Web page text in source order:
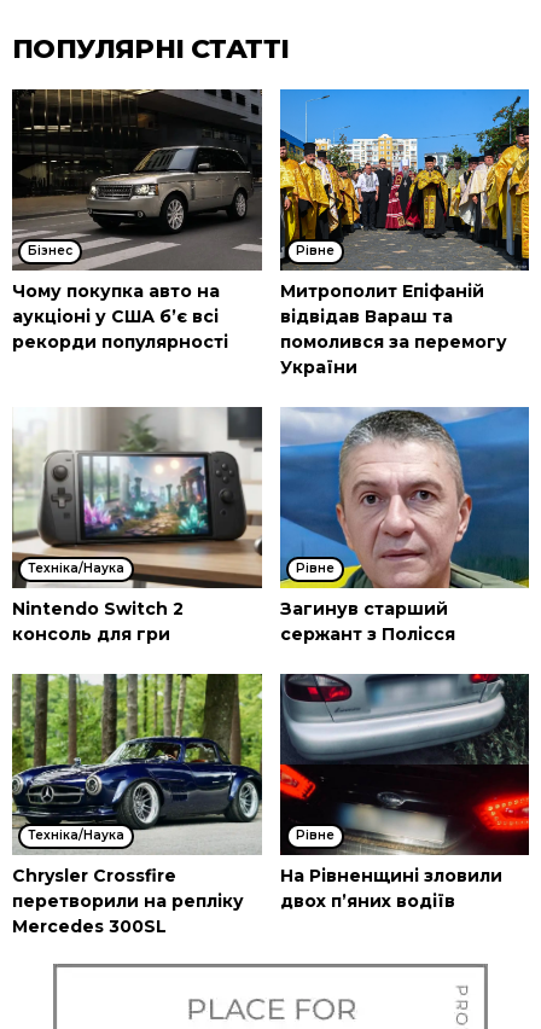
ПОПУЛЯРНІ СТАТТІ
Бізнес
Чому покупка авто на
аукціоні у США б’є всі
рекорди популярності
Рівне
Митрополит Епіфаній
відвідав Вараш та
помолився за перемогу
України
Техніка/Наука
Nintendo Switch 2
консоль для гри
Рівне
Загинув старший
сержант з Полісся
Техніка/Наука
Chrysler Crossfire
перетворили на репліку
Mercedes 300SL
Рівне
На Рівненщині зловили
двох п’яних водіїв